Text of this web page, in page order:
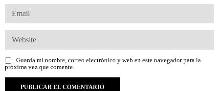
Guarda mi nombre, correo electrónico y web en este navegador para la
próxima vez que comente.